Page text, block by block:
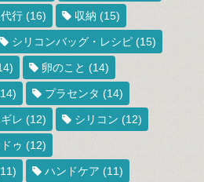
行 (16) 収納 (15)
シリコンバッグ・レシピ (15)
卵のこと (14)
プラセンタ (14)
レ (12) シリコン (12)
ゥ (12)
ハンドケア (11)